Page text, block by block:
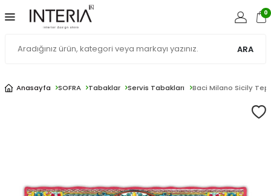
ARA
0
Anasayfa SOFRA Tabaklar Servis Tabakları Baci Milano Sicily